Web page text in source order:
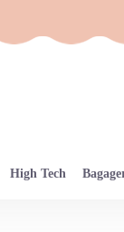
High Tech